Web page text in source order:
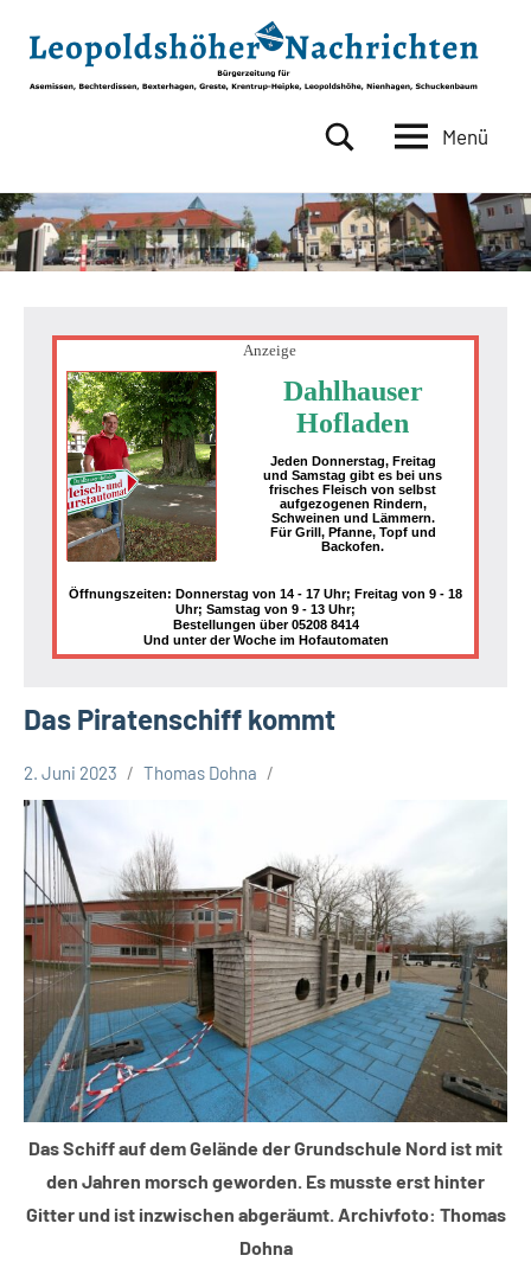
Inhalt
springen
Nachrichten
Asemissen,
Bechterdissen,
Bexterhagen,
Leopoldshöhe,
Nienhagen,
Schuckenbaum
Menü
Anzeige
Dahlhauser
Hofladen
Jeden Donnerstag, Freitag
und Samstag gibt es bei uns
frisches Fleisch von selbst
aufgezogenen Rindern,
Schweinen und Lämmern.
Für Grill, Pfanne, Topf und
Backofen.
Öffnungszeiten: Donnerstag von 14 - 17 Uhr; Freitag von 9 - 18
Uhr; Samstag von 9 - 13 Uhr;
Bestellungen über 05208 8414
Und unter der Woche im Hofautomaten
Das Piratenschiff kommt
Politik
Themen
2. Juni 2023 Thomas Dohna
Das Schiff auf dem Gelände der Grundschule Nord ist mit
den Jahren morsch geworden. Es musste erst hinter
Gitter und ist inzwischen abgeräumt. Archivfoto: Thomas
Dohna